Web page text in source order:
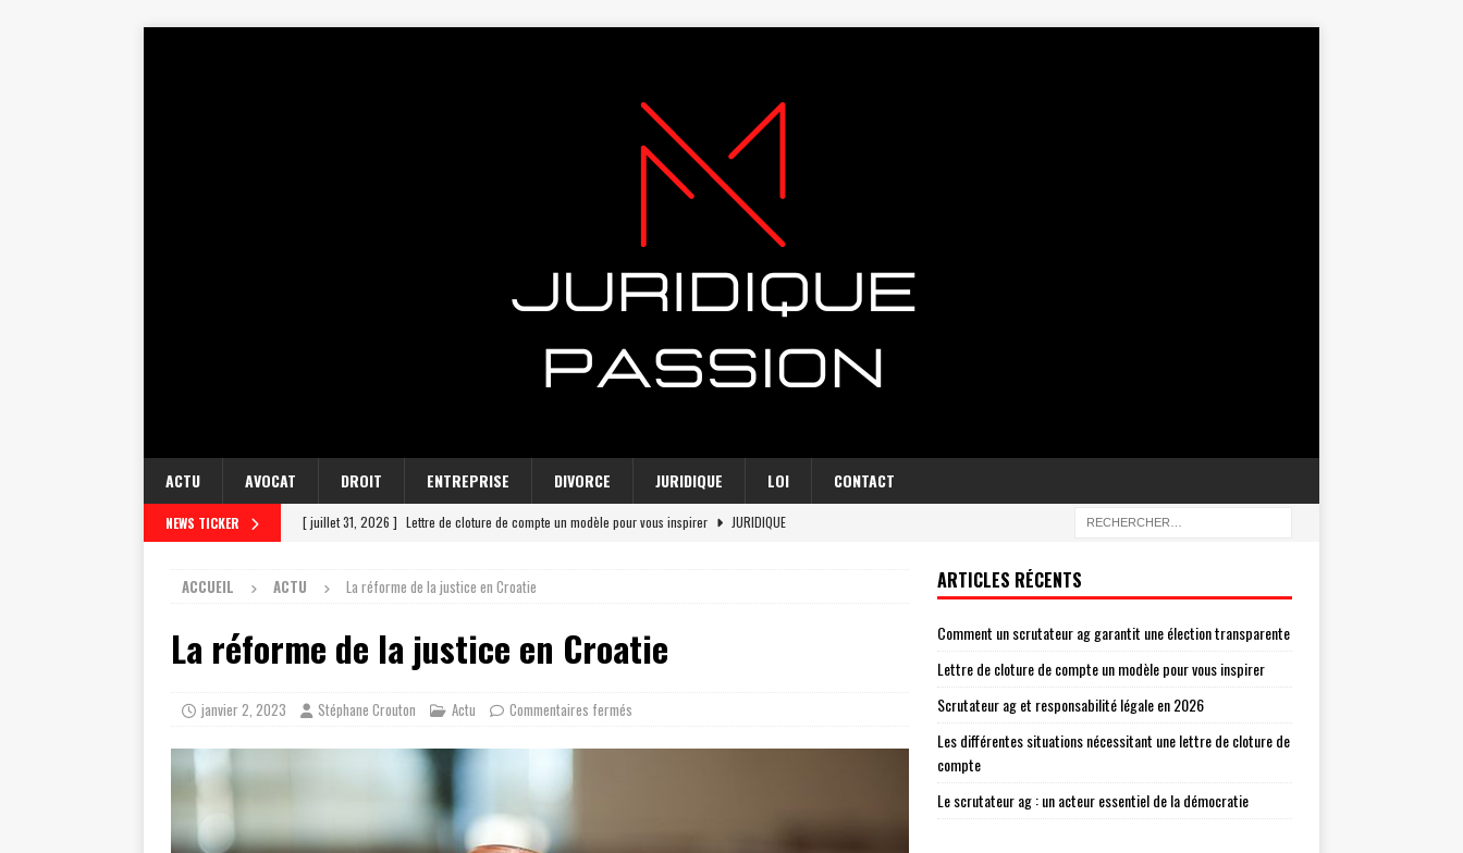
ACTU AVOCAT DROIT ENTREPRISE DIVORCE JURIDIQUE LOI CONTACT
NEWS TICKER [ juillet 31, 2026 ] Lettre de cloture de compte un modèle pour vous inspirer
JURIDIQUE
[ juillet 23, 2026 ] Les différentes situations nécessitant une lettre de cloture de compte
[ juillet 19, 2026 ]
Le scrutateur ag : un acteur essentiel de la démocratie
[ août 4, 2026 ] Comment un scrutateur ag garantit une élection transparente
ACCUEIL ACTU La réforme de la justice en Croatie
La réforme de la justice en Croatie
janvier 2, 2023 Stéphane Crouton Actu Commentaires fermés
ARTICLES RÉCENTS
Comment un scrutateur ag garantit une élection transparente
Lettre de cloture de compte un modèle pour vous inspirer
Scrutateur ag et responsabilité légale en 2026
Les différentes situations nécessitant une lettre de cloture de
compte
Le scrutateur ag : un acteur essentiel de la démocratie